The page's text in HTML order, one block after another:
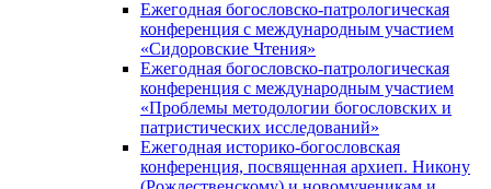
Ежегодная богословско-патрологическая
конференция с международным участием
«Сидоровские Чтения»
Ежегодная богословско-патрологическая
конференция с международным участием
«Проблемы методологии богословских и
патристических исследований»
Ежегодная историко-богословская
конференция, посвященная архиеп. Никону